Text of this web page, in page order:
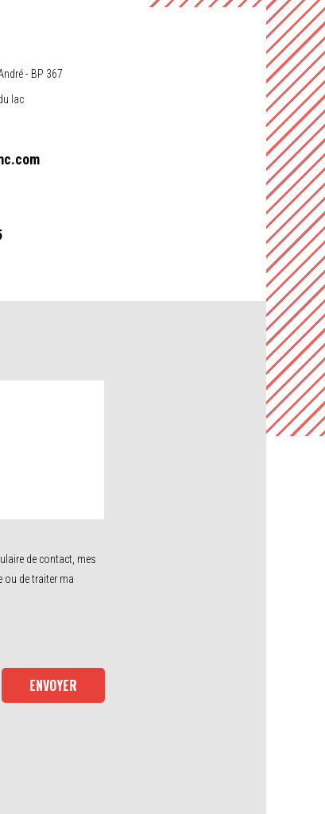
- BP 367
lac
de contact, mes
ou de traiter maINTERVENTIONS